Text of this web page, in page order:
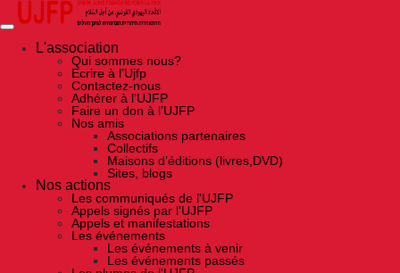
Skip
the
contentL'association
Qui sommes nous?
Ecrire à l’Ujfp
Contactez-nous
Adhérer à l’UJFP
Faire un don à l’UJFP
Nos amis
Associations partenaires
Collectifs
Maisons d’éditions (livres,DVD)
Sites, blogs
Nos actions
Les communiqués de l'UJFP
Appels signés par l'UJFP
Appels et manifestations
Les événements
Les événements à venir
Les événements passés